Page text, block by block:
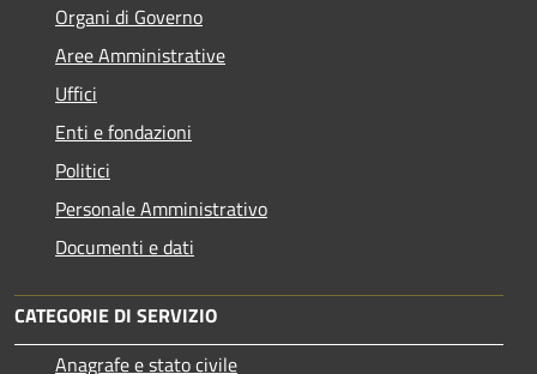
Organi di Governo
Aree Amministrative
Uffici
Enti e fondazioni
Politici
Personale Amministrativo
Documenti e dati
CATEGORIE DI SERVIZIO
Anagrafe e stato civile